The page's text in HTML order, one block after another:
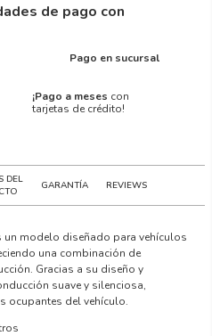
de pago con
Pago en sucursal
¡Pago a meses con
tarjetas de crédito!
DEL
GARANTÍA REVIEWS
un modelo diseñado para vehículos
una combinación de
Gracias a su diseño y
suave y silenciosa,
ocupantes del vehículo.